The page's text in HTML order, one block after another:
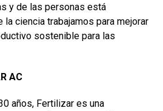
y de las personas está
ciencia trabajamos para mejorar
sostenible para las
AC
años, Fertilizar es una